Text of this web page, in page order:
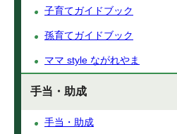
子育てガイドブック
孫育てガイドブック
ママ style ながれやま
手当・助成
手当・助成